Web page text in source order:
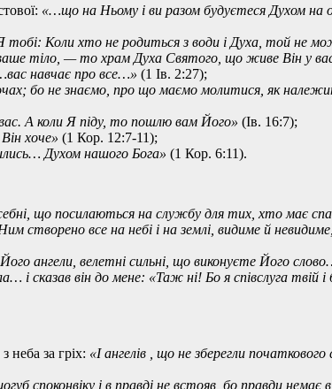
«…що на Ньому і ви разом будуєтеся Духом на
тобі: Коли хто не родиться з води і Духа, той не
тіло, — то храм Духа Святого, що живе Він у вас,
навчає про все…» (1 Ів. 2:27);
бо не знаємо, про що маємо молитися, як
А коли Я піду, то пошлю вам Його» (Ів. 16:7);
хоче» (1 Кор. 12:7-11);
Духом нашого Бога» (1 Кор. 6:11).
що посилаються на службу для тих, хто має
створено все на небі і на землі, видиме й
ангели, велетні сильні, що виконуєте Його
і сказав він до мене: «Таж ні! Бо я співслуга твій
за гріх: «І ангелів , що не зберегли
споконвіку і в правді не встояв, бо правди